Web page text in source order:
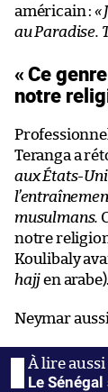
américain : «
au Paradise.
« Ce
notre
Teranga a
aux États-
musulmans.
notre religion
Koulibaly
hajjen arabe).
Neymar
Le